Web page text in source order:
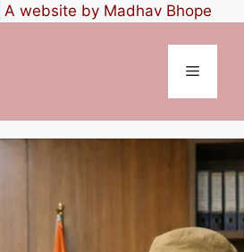
A website by Madhav Bhope